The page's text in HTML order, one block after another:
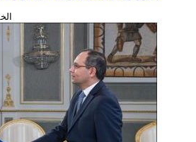
الخميس،